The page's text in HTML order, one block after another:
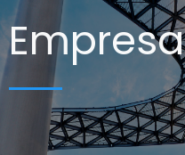
Empresa